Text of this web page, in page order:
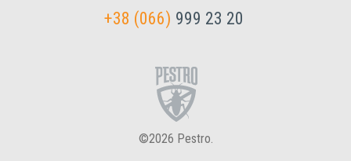
+38 (066) 999 23 20
©2026 Pestro.